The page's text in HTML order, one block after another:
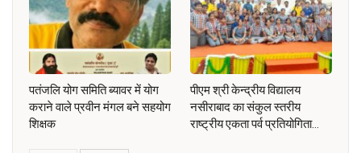
पतंजलि योग समिति ब्यावर में योग
कराने वाले प्रवीन मंगल बने सहयोग
शिक्षक
पीएम श्री केन्द्रीय विद्यालय
नसीराबाद का संकुल स्तरीय
राष्ट्रीय एकता पर्व प्रतियोगिता…